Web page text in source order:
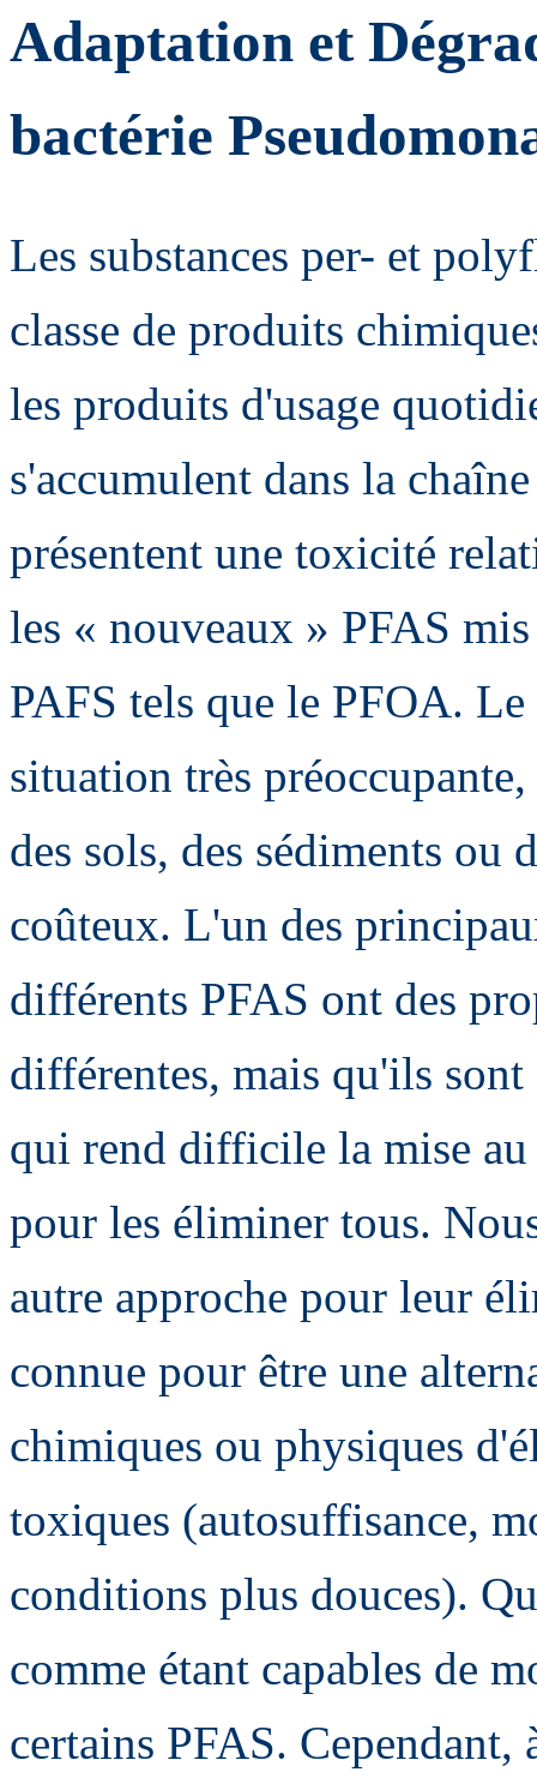
Adaptation et
bactérie
Les substances per- et
classe de produits
les produits d'usage
s'accumulent dans la
présentent une toxicité
les « nouveaux » PFAS
PAFS tels que le PFOA.
situation très
des sols, des sédiments ou
coûteux. L'un des
différents PFAS ont des
différentes, mais qu'ils sont
qui rend difficile la mise
pour les éliminer tous.
autre approche pour leur
connue pour être une
chimiques ou physiques
toxiques (autosuffisance,
conditions plus douces).
comme étant capables de
certains PFAS.